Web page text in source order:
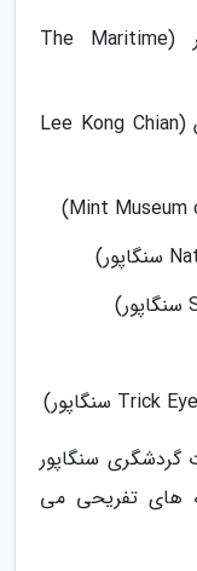
موزه تجربی دریانوردی سنگاپور (The Maritime
موزه تاریخ طبیعی لی کونگ چیان (Lee Kong Chian
گردشگری سنگاپور
های تفریحی می